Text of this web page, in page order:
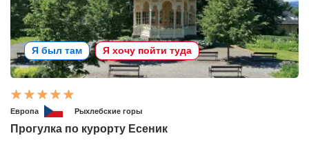
Я был там Я хочу пойти туда
Европа Рыхлебские горы
Прогулка по курорту Есеник